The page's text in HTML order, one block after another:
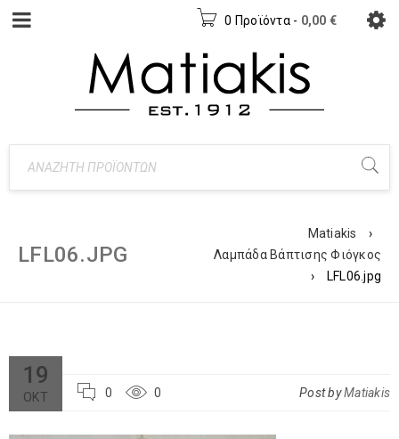
0 Προϊόντα - 0,00 €
LFL06.JPG
Matiakis
›
Λαμπάδα Βάπτισης Φιόγκος
›
LFL06.jpg
19
ΟΚΤ 0 0 Post byMatiakis